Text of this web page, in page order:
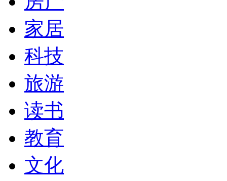
家居
科技
旅游
读书
教育
文化